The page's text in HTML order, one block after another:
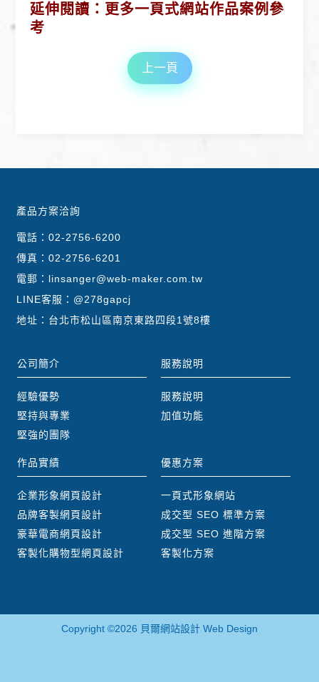
延伸閱讀：更多一頁式網站作品案例參
考
上一頁
產品方案洽詢
電話： 02-2756-6200
傳真：02-2756-6201
電郵： linsanger@web-maker.com.tw
LINE客服： @278gapcj
地址：台北市松山區南京東路四段1號8樓
公司簡介
經驗優勢
堅持與專業
堅強的團隊
服務說明
服務說明
加值功能
作品實績
企業形象網頁設計
品牌客製網頁設計
豪華電商網頁設計
客製化購物型網頁設計
優惠方案
一頁式形象網站
成交型 SEO 標準方案
成交型 SEO 進階方案
客製化方案
Copyright ©2026 貝爾網站設計 Web Design